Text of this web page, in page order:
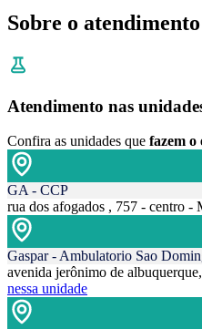
Sobre o atendimento
Atendimento nas
Confira as unidades que fazem o
GA - CCP
rua dos afogados , 757 - centro -
Gaspar - Ambulatorio Sao
avenida jerônimo de
nessa unidade